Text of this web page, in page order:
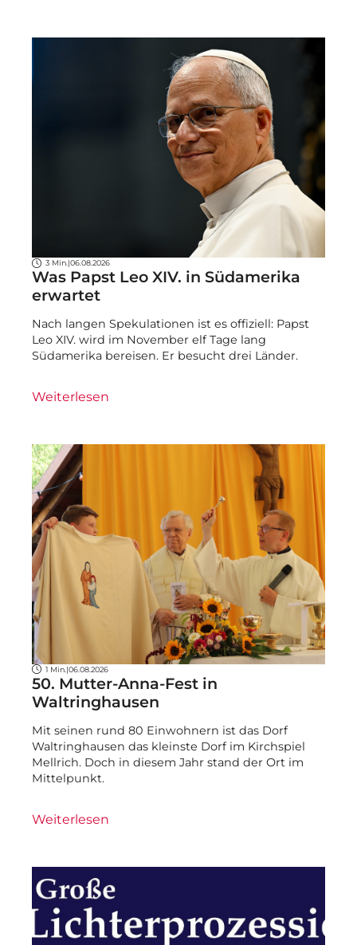
3 Min. |06.08.2026
Was Papst Leo XIV. in Südamerika
erwartet
Nach langen Spekulationen ist es offiziell: Papst
Leo XIV. wird im November elf Tage lang
Südamerika bereisen. Er besucht drei Länder.
Weiterlesen
1 Min. |06.08.2026
50. Mutter-Anna-Fest in
Waltringhausen
Mit seinen rund 80 Einwohnern ist das Dorf
Waltringhausen das kleinste Dorf im Kirchspiel
Mellrich. Doch in diesem Jahr stand der Ort im
Mittelpunkt.
Weiterlesen